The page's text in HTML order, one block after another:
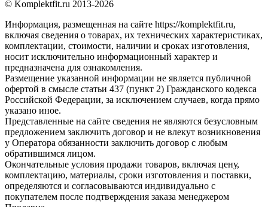
© Komplektfit.ru 2013-2026
Информация, размещенная на сайте https://komplektfit.ru,
включая сведения о товарах, их технических характеристиках,
комплектации, стоимости, наличии и сроках изготовления,
носит исключительно информационный характер и
предназначена для ознакомления.
Размещение указанной информации не является публичной
офертой в смысле статьи 437 (пункт 2) Гражданского кодекса
Российской Федерации, за исключением случаев, когда прямо
указано иное.
Представленные на сайте сведения не являются безусловным
предложением заключить договор и не влекут возникновения
у Оператора обязанности заключить договор с любым
обратившимся лицом.
Окончательные условия продажи товаров, включая цену,
комплектацию, материалы, сроки изготовления и поставки,
определяются и согласовываются индивидуально с
покупателем после подтверждения заказа менеджером